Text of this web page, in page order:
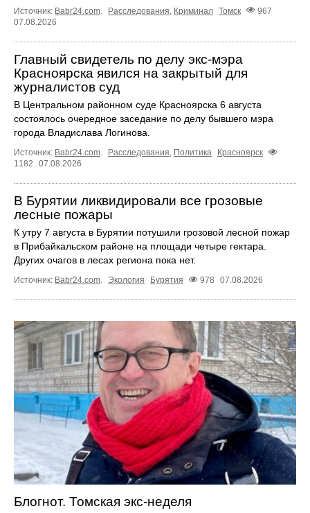
Источник: Babr24.com Расследования Криминал Томск
967
07.08.2026
Главный свидетель по делу экс-мэра
Красноярска явился на закрытый для
журналистов суд
В Центральном районном суде Красноярска 6 августа
состоялось очередное заседание по делу бывшего мэра
города Владислава Логинова.
Источник: Babr24.com Расследования Политика
Красноярск
1182
07.08.2026
В Бурятии ликвидировали все грозовые
лесные пожары
К утру 7 августа в Бурятии потушили грозовой лесной пожар
в Прибайкальском районе на площади четыре гектара.
Других очагов в лесах региона пока нет.
Источник: Babr24.com Экология Бурятия 978 07.08.2026
Блогнот. Томская экс-неделя